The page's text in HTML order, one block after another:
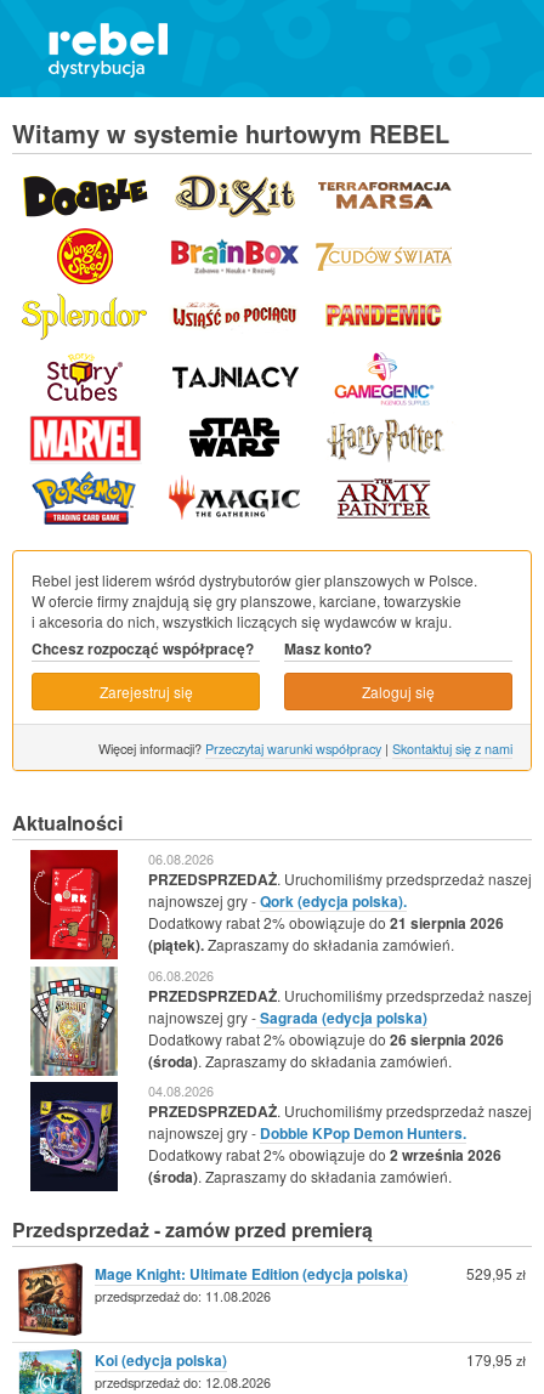
Witamy w systemie hurtowym REBEL
Rebel jest liderem wśród dystrybutorów gier planszowych w Polsce.
W ofercie firmy znajdują się gry planszowe, karciane, towarzyskie
i akcesoria do nich, wszystkich liczących się wydawców w kraju.
Chcesz rozpocząć współpracę?
Zarejestruj się
Masz konto?
Zaloguj się
Więcej informacji? Przeczytaj warunki współpracy | Skontaktuj się z nami
Aktualności
06.08.2026
PRZEDSPRZEDAŻ. Uruchomiliśmy przedsprzedaż naszej
najnowszej gry -Qork (edycja polska).
Dodatkowy rabat 2% obowiązuje do 21 sierpnia 2026
(piątek).Zapraszamy do składania zamówień.
06.08.2026
PRZEDSPRZEDAŻ. Uruchomiliśmy przedsprzedaż naszej
najnowszej gry -Sagrada (edycja polska)
Dodatkowy rabat 2% obowiązuje do 26 sierpnia 2026
(środa). Zapraszamy do składania zamówień.
04.08.2026
PRZEDSPRZEDAŻ. Uruchomiliśmy przedsprzedaż naszej
najnowszej gry - Dobble KPop Demon Hunters.
Dodatkowy rabat 2% obowiązuje do 2 września 2026
(środa). Zapraszamy do składania zamówień.
Przedsprzedaż - zamów przed premierą
Mage Knight: Ultimate Edition (edycja polska)
przedsprzedaż do: 11.08.2026
529,95 zł
Koi (edycja polska)
przedsprzedaż do: 12.08.2026
179,95 zł